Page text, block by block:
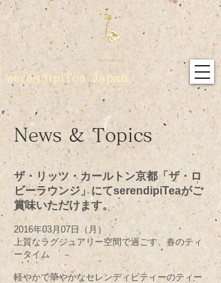
serendipiTea Japan
News & Topics
ザ・リッツ・カールトン京都「ザ・ロ
ビーラウンジ」にてserendipiTeaがご
賞味いただけます。
2016年03月07日（月）
上質なラグジュアリー空間で過ごす、春のティ
ータイム
軽やかで華やかなセレンディピティーのティー